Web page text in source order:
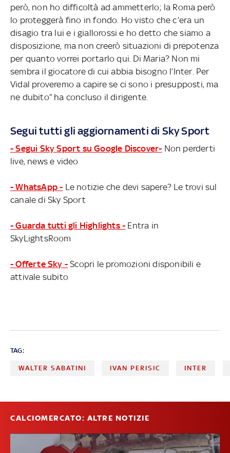
però, non ho difficoltà ad ammetterlo; la Roma però
lo proteggerà fino in fondo. Ho visto che c’era un
disagio tra lui e i giallorossi e ho detto che siamo a
disposizione, ma non creerò situazioni di prepotenza
per quanto vorrei portarlo qui. Di Maria? Non mi
sembra il giocatore di cui abbia bisogno l’Inter. Per
Vidal proveremo a capire se ci sono i presupposti, ma
ne dubito” ha concluso il dirigente.
Segui tutti gli aggiornamenti di Sky Sport
- Segui Sky Sport su Google Discover- Non perderti
live, news e video
- WhatsApp - Le notizie che devi sapere? Le trovi sul
canale di Sky Sport
- Guarda tutti gli Highlights - Entra in
SkyLightsRoom
- Offerte Sky - Scopri le promozioni disponibili e
attivale subito
TAG:
WALTER SABATINI IVAN PERISIC INTER
CALCIOMERCATO: ALTRE NOTIZIE